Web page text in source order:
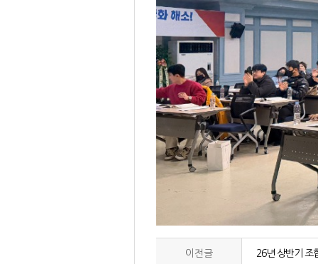
이전글 26년 상반기 조